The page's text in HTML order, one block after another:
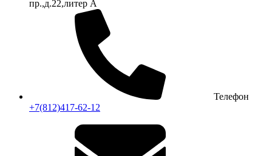
пр.,д.22,литер А
Телефон
+7(812)417-62-12